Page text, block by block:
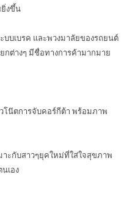
ยิ่งขึ้น
บบเบรค และพวงมาลัยของรถยนต์
กต่างๆ มีชื่อทางการค้ามากมาย
โน๊ตการจับคอร์กีต้า พร้อมภาพ
ะกับสาวๆยุคใหม่ที่ใส่ใจสุขภาพ
เอง